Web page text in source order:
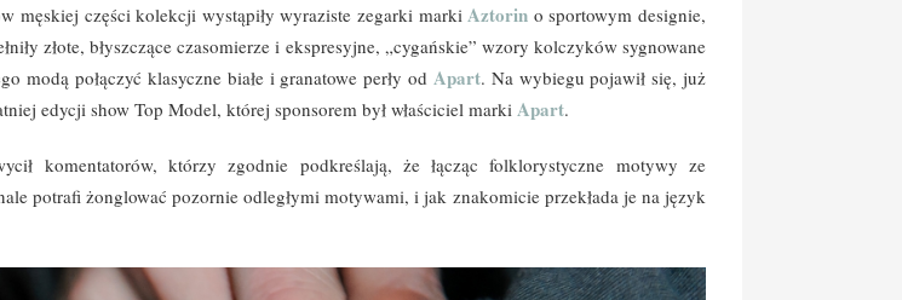
męskiej części kolekcji wystąpiły wyraziste zegarki markiAztorin o sportowym designie,
złote, błyszczące czasomierze i ekspresyjne, „cygańskie” wzory kolczyków sygnowane
połączyć klasyczne białe i granatowe perły od Apart. Na wybiegu pojawił się, już
edycji show Top Model, której sponsorem był właściciel markiApart.
komentatorów, którzy zgodnie podkreślają, że łącząc folklorystyczne motywy ze
potrafi żonglować pozornie odległymi motywami, i jak znakomicie przekłada je na język